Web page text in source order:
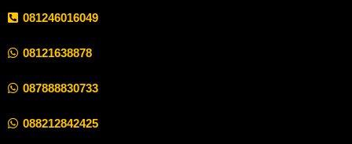
081246016049
08121638878
087888830733
088212842425